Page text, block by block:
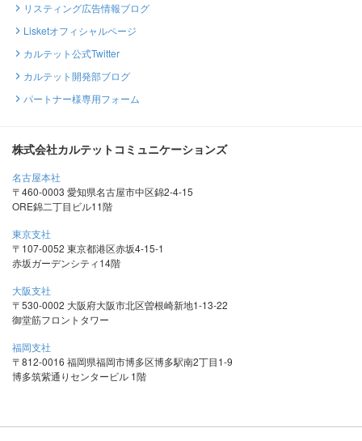
リスティング広告情報ブログ
Lisketオフィシャルページ
カルテット公式Twitter
カルテット開発部ブログ
パートナー様専用フォーム
株式会社カルテットコミュニケーションズ
名古屋本社
〒460-0003 愛知県名古屋市中区錦2-4-15
ORE錦二丁目ビル11階
東京支社
〒107-0052 東京都港区赤坂4-15-1
赤坂ガーデンシティ14階
大阪支社
〒530-0002 大阪府大阪市北区曽根崎新地1-13-22
御堂筋フロントタワー
福岡支社
〒812-0016 福岡県福岡市博多区博多駅南2丁目1-9
博多筑紫通りセンタービル 1階